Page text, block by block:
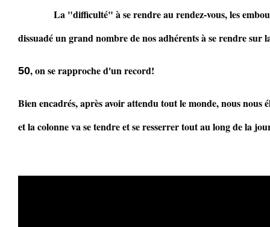
La "difficulté" à se rendre au rendez-vous, les
dissuadé un grand nombre de nos adhérents à se rendre sur
50, on se rapproche d'un record!
Bien encadrés, après avoir attendu tout le monde, nous nous
et la colonne va se tendre et se resserrer tout au long de la